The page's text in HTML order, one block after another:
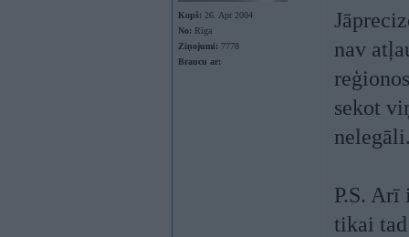
Kopš: 26. Apr 2004
No: Rīga
Ziņojumi: 7778
Braucu ar:
nav
sekot
P.S. Arī
tikai